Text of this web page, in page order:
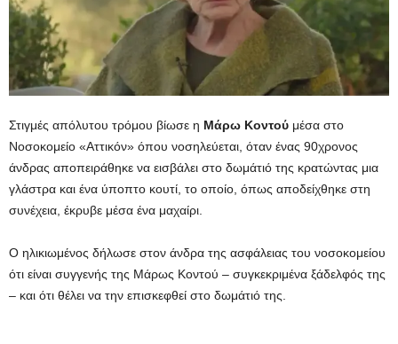
Στιγμές απόλυτου τρόμου βίωσε η Μάρω Κοντού μέσα στο
Νοσοκομείο «Αττικόν» όπου νοσηλεύεται, όταν ένας 90χρονος
άνδρας αποπειράθηκε να εισβάλει στο δωμάτιό της κρατώντας μια
γλάστρα και ένα ύποπτο κουτί, το οποίο, όπως αποδείχθηκε στη
συνέχεια, έκρυβε μέσα ένα μαχαίρι.
Ο ηλικιωμένος δήλωσε στον άνδρα της ασφάλειας του νοσοκομείου
ότι είναι συγγενής της Μάρως Κοντού – συγκεκριμένα ξάδελφός της
– και ότι θέλει να την επισκεφθεί στο δωμάτιό της.